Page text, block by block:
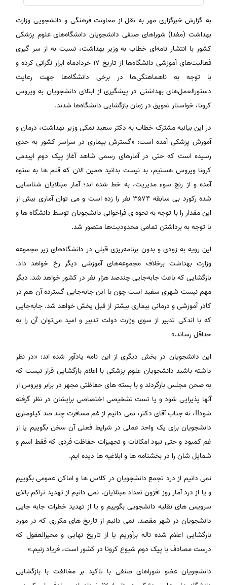
به گزارش خبرگزاری مهر به نقل از معاونت فرهنگی و دانشجویی وزارت
بهداشت (مفدا) شوراهای صنفی دانشجویان دانشگاه‌های علوم پزشکی
کشور با انتشار نامه‌ای خطاب به وزیر بهداشت، نسبت به از سر گیری
فعالیت‌های آموزشی دانشگاه‌ها از تاریخ ۱۷ خردادماه ابراز نگرانی کرده و
با توجه به ناهماهنگی‌ها در برخی دانشگاه‌ها جهت رعایت
دستورالعمل‌های بهداشتی در پیشگیری از ابتلای دانشجویان به ویروس
کرونا، خواستار تعویق در زمان بازگشایی دانشگاه‌ها شدند.
در این بیانیه مشترک خطاب به دکتر سعید نمکی وزیر بهداشت، درمان و
آموزش پزشکی آمده است: «گسترش بیماری در سراسر کشور به حدی
رسیده است که حتی در آمارهای رسمی شاهد آغاز پیک دوم اپیدمی
کرونا ویروس هستیم، بد نیست بدانید همین الان که قلم ها به ستوه
آمده و از رنج سوء مدیریت، به خط شده اند؛ آمار مبتلایان شناسایی
شده رکورد بی سابقه ۳۵۷۴ نفر را زده است و می توان آماری بیش از
این مقدار را با توجه به نحوه ی فراخوانی دانشجویان توسط دانشگاه ها و
با توجه به برداشتن تمامی محدودیت‌ها متصور شد.
این رویه به زودی و بدون برنامه‌ریزی قبلی در دانشگاه‌های زیر مجموعه
وزارت بهداشت برخلاف مجموعه‌های آموزشی دیگر رخ خواهد داد.
بازگشایی که باعث جابه‌جایی چندصد هزار نفر در کشور خواهد شد. دیگر
مهم نیست شهری سفید است چون با این جابه‌جایی گسترده آن هم در
کادر آموزشی و درمانی بیماری بیشتر از قبل پخش خواهد شد. جابه‌جایی
که با اندکی تدبیر از سوی وزارت دولت تدبیر و امید می‌توان آن را به
حداقل رساند.»
این دانشجویان در بخش دیگری از این نامه یادآور شده اند: «در نظر
داشته باشید دانشجویان علوم پزشکی با اعلام بازگشایی قرار نیست که
به صحن مجلس بازگردند و با بسته های حفاظتی مجهز در برابر ویروس از
آنها پذیرایی شود و یا تست تشخیصی اختصاصی برایشان در نظر گرفته
شود!!، نه جناب آقای دکتر، نمی دانیم از غم مسافرت چند صد کیلومتری
دانشجویان برای یک واحد عملی در شرایط فعلی آن سخن بگوییم یا از
غم کمبود و حتی نبود امکانات و تجهیزات حفاظت فردی که فقط اسم و
شمایل شان را در بخشنامه ها و ابلاغیه ها دیده ایم.
نمی دانیم از درد تجمع دانشجویان در کلاس ها و اماکن عمومی بگوییم
و یا از درد آمار روز افزون تعداد مبتلایان. نمی دانیم از تهدید تراکم بالای
سرویس های نقلیه دانشجویی بگوییم و یا از تهدید خطرات جابه جایی
دانشجویان در شهر مقصد. نمی دانیم از تاریخ های مکرری که در مورد
بازگشایی اعلام شده ناله برآوریم یا از تاریخ نهایی و محیرالعقول که
درست مصادف با پیک دوم شیوع کرونا در کشور است، فریاد زنیم.»
دانشجویان عضو شوراهای صنفی با تاکید بر مخالفت با بازگشایی